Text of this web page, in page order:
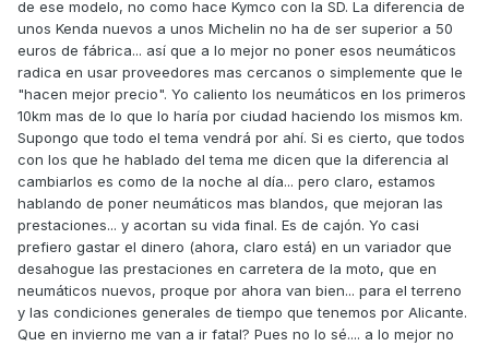
de ese modelo, no como hace Kymco con la SD. La diferencia de
unos Kenda nuevos a unos Michelin no ha de ser superior a 50
euros de fábrica... así que a lo mejor no poner esos neumáticos
radica en usar proveedores mas cercanos o simplemente que le
"hacen mejor precio". Yo caliento los neumáticos en los primeros
10km mas de lo que lo haría por ciudad haciendo los mismos km.
Supongo que todo el tema vendrá por ahí. Si es cierto, que todos
con los que he hablado del tema me dicen que la diferencia al
cambiarlos es como de la noche al día... pero claro, estamos
hablando de poner neumáticos mas blandos, que mejoran las
prestaciones... y acortan su vida final. Es de cajón. Yo casi
prefiero gastar el dinero (ahora, claro está) en un variador que
desahogue las prestaciones en carretera de la moto, que en
neumáticos nuevos, proque por ahora van bien... para el terreno
y las condiciones generales de tiempo que tenemos por Alicante.
Que en invierno me van a ir fatal? Pues no lo sé.... a lo mejor no